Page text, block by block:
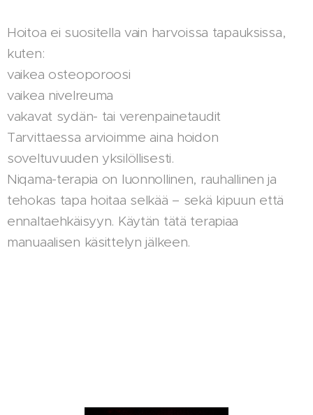
Hoitoa ei suositella vain harvoissa tapauksissa,
kuten:
vaikea osteoporoosi
vaikea nivelreuma
vakavat sydän- tai verenpainetaudit
Tarvittaessa arvioimme aina hoidon
soveltuvuuden yksilöllisesti.
Niqama-terapia on luonnollinen, rauhallinen ja
tehokas tapa hoitaa selkää – sekä kipuun että
ennaltaehkäisyyn. Käytän tätä terapiaa
manuaalisen käsittelyn jälkeen.